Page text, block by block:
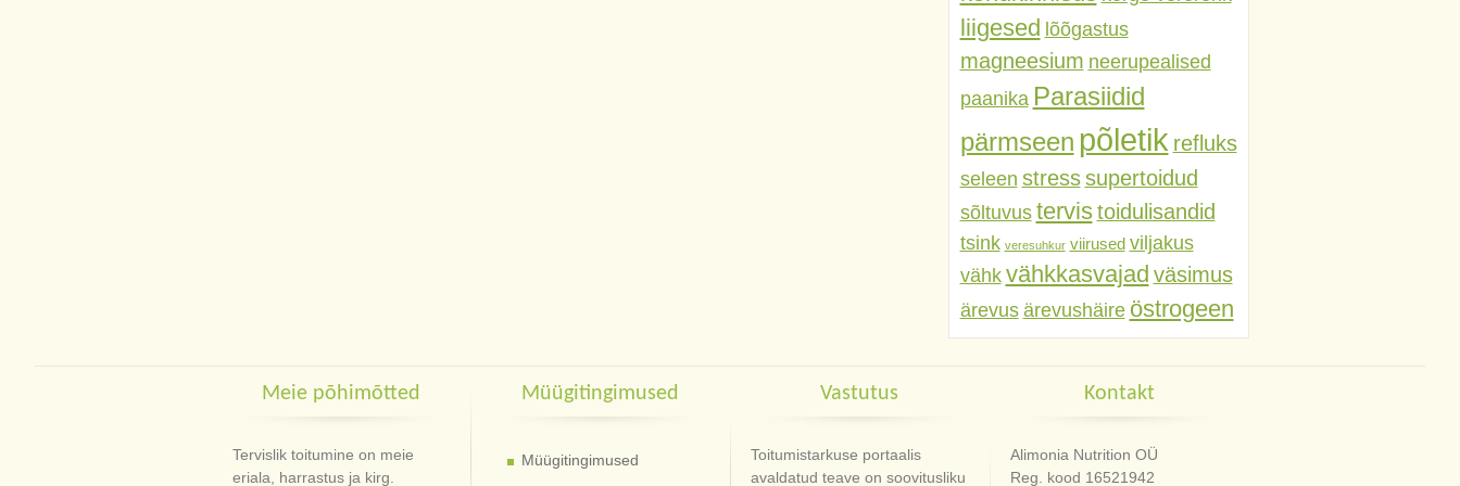
liigesed lõõgastus
magneesium neerupealised
paanika Parasiidid
pärmseen põletik refluks
seleen stress supertoidud
sõltuvus tervis toidulisandid
tsink veresuhkur viirused viljakus
vähk vähkkasvajad väsimus
ärevus ärevushäire östrogeen
Meie põhimõtted
Tervislik toitumine on meie
eriala, harrastus ja kirg.
Müügitingimused
Müügitingimused
Vastutus
Toitumistarkuse portaalis
avaldatud teave on soovitusliku
Kontakt
Alimonia Nutrition OÜ
Reg. kood 16521942